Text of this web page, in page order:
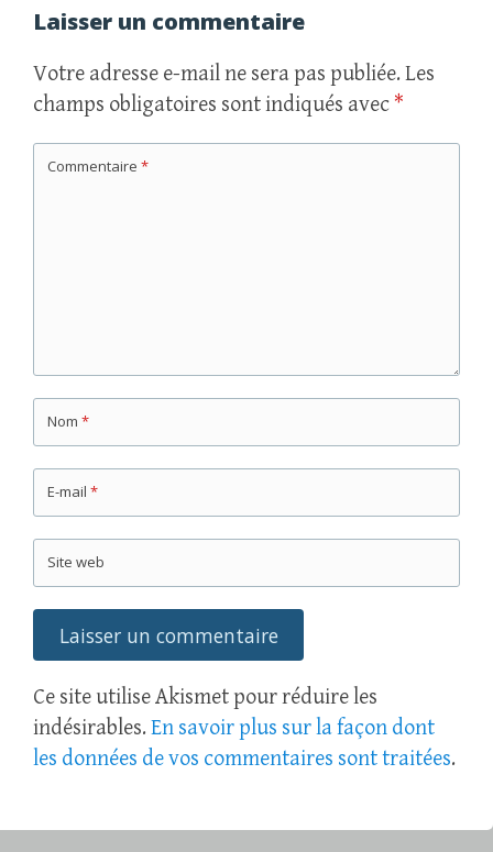
Laisser un commentaire
Votre adresse e-mail ne sera pas publiée. Les
champs obligatoires sont indiqués avec *
Commentaire *
Nom *
E-mail *
Site web
Ce site utilise Akismet pour réduire les
indésirables. En savoir plus sur la façon dont
les données de vos commentaires sont traitées.